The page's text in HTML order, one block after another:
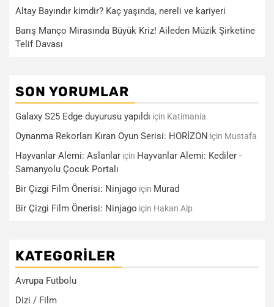
Altay Bayındır kimdir? Kaç yaşında, nereli ve kariyeri
Barış Manço Mirasında Büyük Kriz! Aileden Müzik Şirketine
Telif Davası
SON YORUMLAR
Galaxy S25 Edge duyurusu yapıldı için Katimania
Oynanma Rekorları Kıran Oyun Serisi: HORİZON için Mustafa
Hayvanlar Alemi: Aslanlar için Hayvanlar Alemi: Kediler -
Samanyolu Çocuk Portalı
Bir Çizgi Film Önerisi: Ninjago için Murad
Bir Çizgi Film Önerisi: Ninjago için Hakan Alp
KATEGORILER
Avrupa Futbolu
Dizi / Film